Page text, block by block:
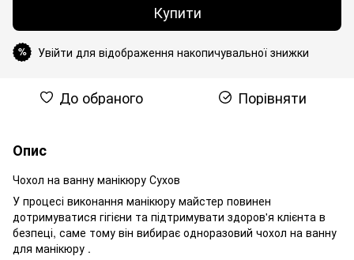
Купити
% Увійти для відображення накопичувальної знижки
До обраного Порівняти
Опис
Чохол на ванну манікюру Сухов
У процесі виконання манікюру майстер повинен
дотримуватися гігієни та підтримувати здоров'я клієнта в
безпеці, саме тому він вибирає одноразовий чохол на ванну
для манікюру .